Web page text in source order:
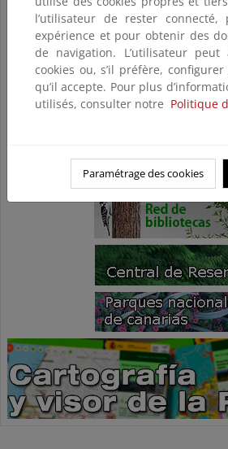
l’utilisateur de rester connecté,
expérience et pour obtenir des
de navigation. L’utilisateur
cookies ou, s’il préfère,
qu’il accepte. Pour plus
utilisés, consulter notre Politique
Paramétrage des cookies